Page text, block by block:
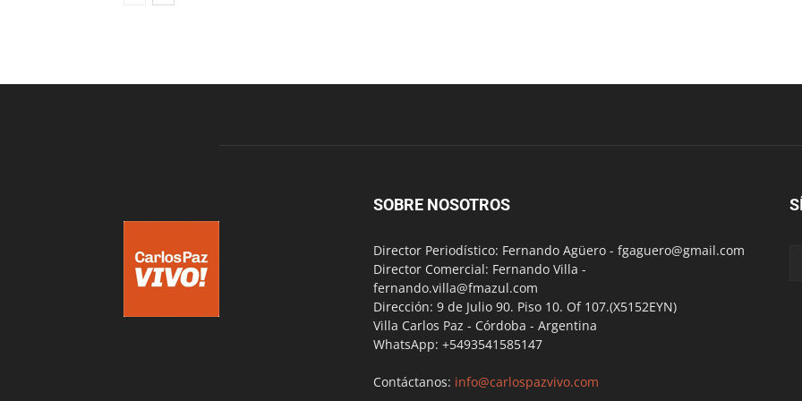
SOBRE NOSOTROS
Director Periodístico: Fernando Agüero - fgaguero@gmail.com
Director Comercial: Fernando Villa -
fernando.villa@fmazul.com
Dirección: 9 de Julio 90. Piso 10. Of 107.(X5152EYN)
Villa Carlos Paz - Córdoba - Argentina
WhatsApp: +5493541585147
Contáctanos: info@carlospazvivo.com